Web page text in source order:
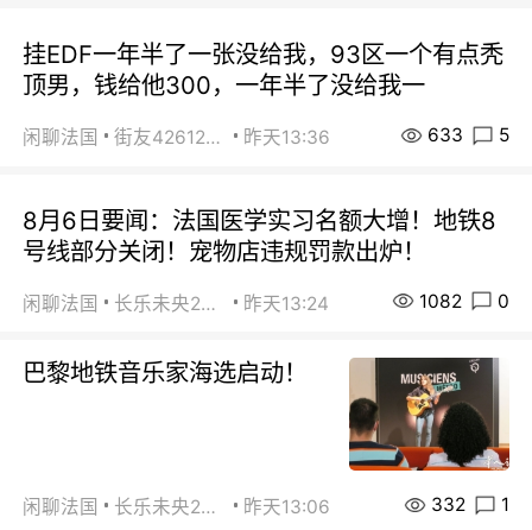
挂EDF一年半了一张没给我，93区一个有点秃
顶男，钱给他300，一年半了没给我一
闲聊法国 街友42612092 昨天13:36 633 5
8月6日要闻：法国医学实习名额大增！地铁8
号线部分关闭！宠物店违规罚款出炉！
闲聊法国 长乐未央2015 昨天13:24 1082 0
巴黎地铁音乐家海选启动！
闲聊法国 长乐未央2015 昨天13:06 332 1